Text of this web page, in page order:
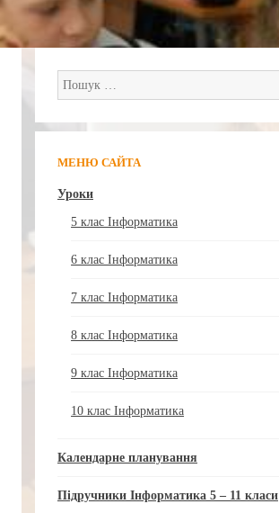
Пошук:
МЕНЮ САЙТА
Уроки
5 клас Інформатика
6 клас Інформатика
7 клас Інформатика
8 клас Інформатика
9 клас Інформатика
10 клас Інформатика
Календарне планування
Підручники Інформатика 5 – 11 класи